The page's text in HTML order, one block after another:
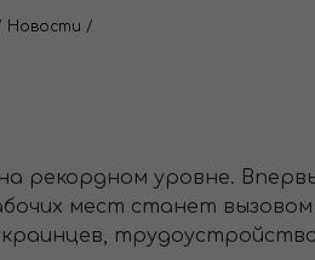
Новости /
рекордном уровне.
мест станет